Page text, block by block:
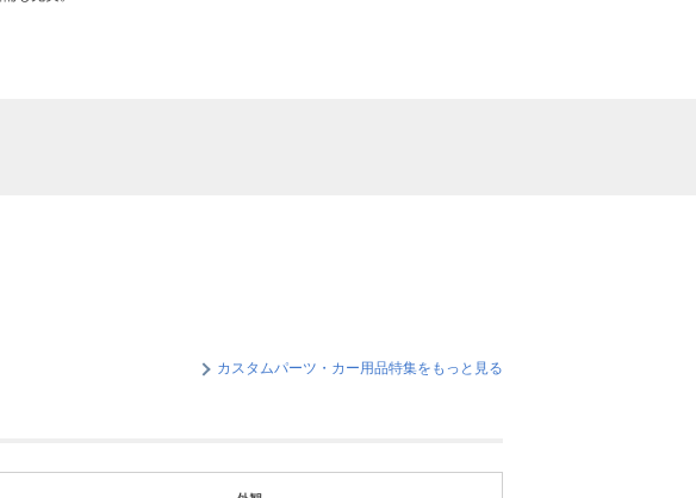
カスタムパーツ・カー用品特集をもっと見る